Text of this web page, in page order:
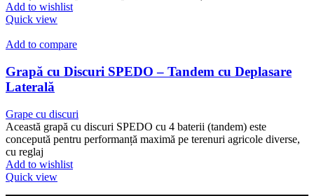
Add to wishlist
Quick view
Add to compare
Grapă cu Discuri SPEDO – Tandem cu Deplasare
Laterală
Grape cu discuri
Această grapă cu discuri SPEDO cu 4 baterii (tandem) este
concepută pentru performanță maximă pe terenuri agricole diverse,
cu reglaj
Add to wishlist
Quick view